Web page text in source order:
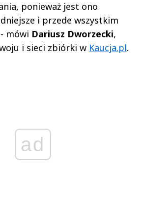
ponieważ jest ono
i przede wszystkim
mówi Dariusz Dworzecki,
i sieci zbiórki w Kaucja.pl.
ad